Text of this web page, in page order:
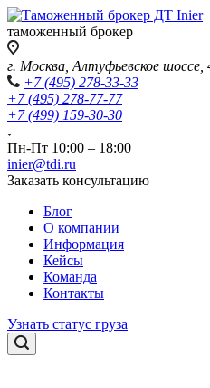
таможенный брокер
г. Москва, Алтуфьевское шоссе,
+7 (495) 278-33-33
+7 (495) 278-77-77
+7 (499) 159-30-30
Пн-Пт 10:00 – 18:00
inier@tdi.ru
Заказать консультацию
Блог
О компании
Информация
Кейсы
Команда
Контакты
Узнать статус груза